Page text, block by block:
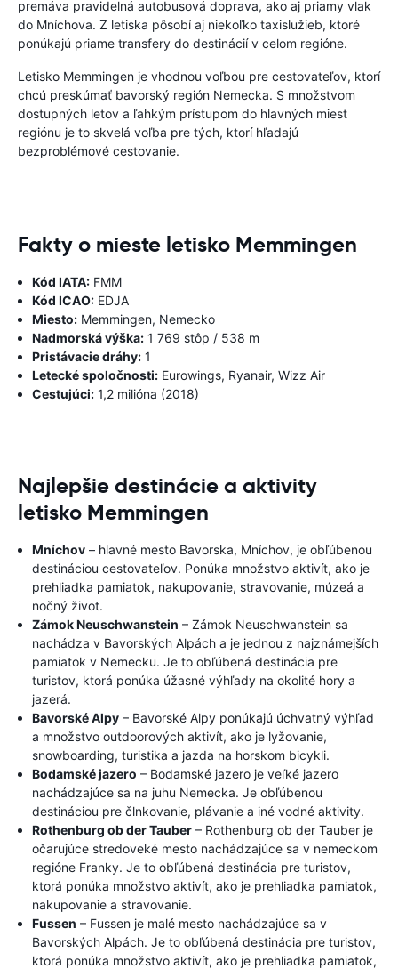
premáva pravidelná autobusová doprava, ako aj priamy vlak
do Mníchova. Z letiska pôsobí aj niekoľko taxislužieb, ktoré
ponúkajú priame transfery do destinácií v celom regióne.
Letisko Memmingen je vhodnou voľbou pre cestovateľov, ktorí
chcú preskúmať bavorský región Nemecka. S množstvom
dostupných letov a ľahkým prístupom do hlavných miest
regiónu je to skvelá voľba pre tých, ktorí hľadajú
bezproblémové cestovanie.
Fakty o mieste letisko Memmingen
Kód IATA: FMM
Kód ICAO: EDJA
Miesto: Memmingen, Nemecko
Nadmorská výška: 1 769 stôp / 538 m
Pristávacie dráhy: 1
Letecké spoločnosti: Eurowings, Ryanair, Wizz Air
Cestujúci: 1,2 milióna (2018)
Najlepšie destinácie a aktivity
letisko Memmingen
Mníchov – hlavné mesto Bavorska, Mníchov, je obľúbenou
destináciou cestovateľov. Ponúka množstvo aktivít, ako je
prehliadka pamiatok, nakupovanie, stravovanie, múzeá a
nočný život.
Zámok Neuschwanstein – Zámok Neuschwanstein sa
nachádza v Bavorských Alpách a je jednou z najznámejších
pamiatok v Nemecku. Je to obľúbená destinácia pre
turistov, ktorá ponúka úžasné výhľady na okolité hory a
jazerá.
Bavorské Alpy – Bavorské Alpy ponúkajú úchvatný výhľad
a množstvo outdoorových aktivít, ako je lyžovanie,
snowboarding, turistika a jazda na horskom bicykli.
Bodamské jazero – Bodamské jazero je veľké jazero
nachádzajúce sa na juhu Nemecka. Je obľúbenou
destináciou pre člnkovanie, plávanie a iné vodné aktivity.
Rothenburg ob der Tauber – Rothenburg ob der Tauber je
očarujúce stredoveké mesto nachádzajúce sa v nemeckom
regióne Franky. Je to obľúbená destinácia pre turistov,
ktorá ponúka množstvo aktivít, ako je prehliadka pamiatok,
nakupovanie a stravovanie.
Fussen – Fussen je malé mesto nachádzajúce sa v
Bavorských Alpách. Je to obľúbená destinácia pre turistov,
ktorá ponúka množstvo aktivít, ako je prehliadka pamiatok,